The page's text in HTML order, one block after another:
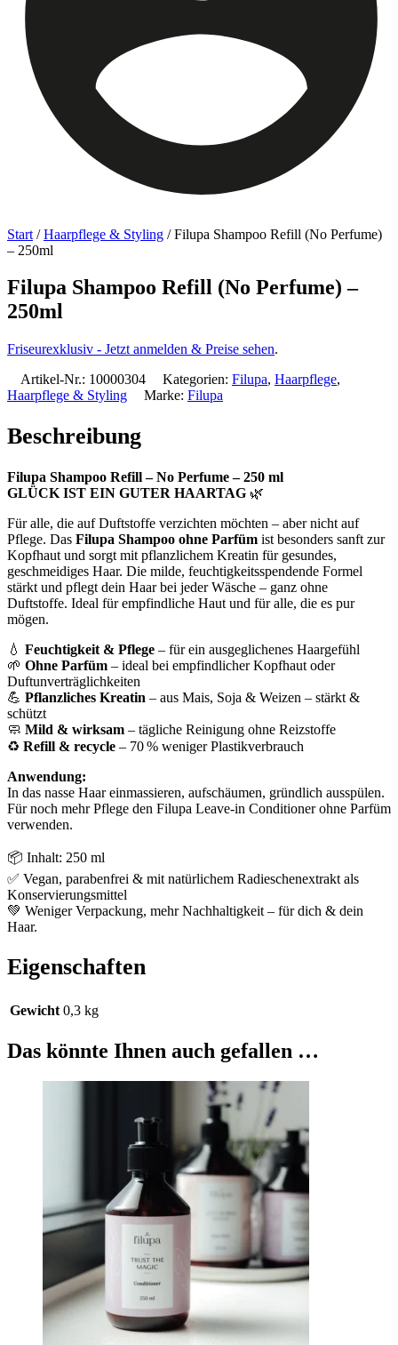
Start /Haarpflege & Styling / Filupa Shampoo Refill (No Perfume)
– 250ml
Filupa Shampoo Refill (No Perfume) –
250ml
Friseurexklusiv - Jetzt anmelden & Preise sehen.
Artikel-Nr.: 10000304 Kategorien: Filupa, Haarpflege,
Haarpflege & Styling
Marke: Filupa
Beschreibung
Filupa Shampoo Refill – No Perfume – 250 ml
GLÜCK IST EIN GUTER HAARTAG 🌿
Für alle, die auf Duftstoffe verzichten möchten – aber nicht auf
Pflege. Das Filupa Shampoo ohne Parfüm ist besonders sanft zur
Kopfhaut und sorgt mit pflanzlichem Kreatin für gesundes,
geschmeidiges Haar. Die milde, feuchtigkeitsspendende Formel
stärkt und pflegt dein Haar bei jeder Wäsche – ganz ohne
Duftstoffe. Ideal für empfindliche Haut und für alle, die es pur
mögen.
💧 Feuchtigkeit & Pflege – für ein ausgeglichenes Haargefühl
🌱 Ohne Parfüm – ideal bei empfindlicher Kopfhaut oder
Duftunverträglichkeiten
💪 Pflanzliches Kreatin – aus Mais, Soja & Weizen – stärkt &
schützt
🧼 Mild & wirksam – tägliche Reinigung ohne Reizstoffe
♻️ Refill & recycle – 70 % weniger Plastikverbrauch
Anwendung:
In das nasse Haar einmassieren, aufschäumen, gründlich ausspülen.
Für noch mehr Pflege den Filupa Leave-in Conditioner ohne Parfüm
verwenden.
📦 Inhalt: 250 ml
✅ Vegan, parabenfrei & mit natürlichem Radieschenextrakt als
Konservierungsmittel
💚 Weniger Verpackung, mehr Nachhaltigkeit – für dich & dein
Haar.
Eigenschaften
Gewicht 0,3 kg
Das könnte Ihnen auch gefallen …